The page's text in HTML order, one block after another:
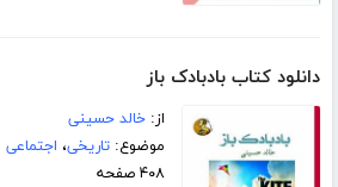
دانلود کتاب بادبادک باز
از:خالد حسینی
موضوع:تاریخی، اجتماعی
۴۰۸ صفحه